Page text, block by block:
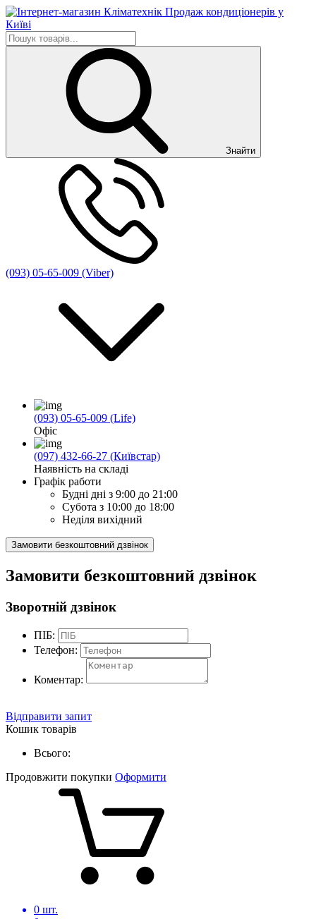
Знайти
(093) 05-65-009 (Viber)
(093) 05-65-009 (Life)
Офіс
(097) 432-66-27 (Київстар)
Наявність на складі
Графік работи
Будні дні з 9:00 до 21:00
Субота з 10:00 до 18:00
Неділя вихідний
Замовити безкоштовний дзвінок
Замовити безкоштовний дзвінок
Зворотній дзвінок
ПІБ:
Телефон:
Коментар:
Відправити запит
Кошик товарів
Всього:
Продовжити покупки Оформити
0 шт.